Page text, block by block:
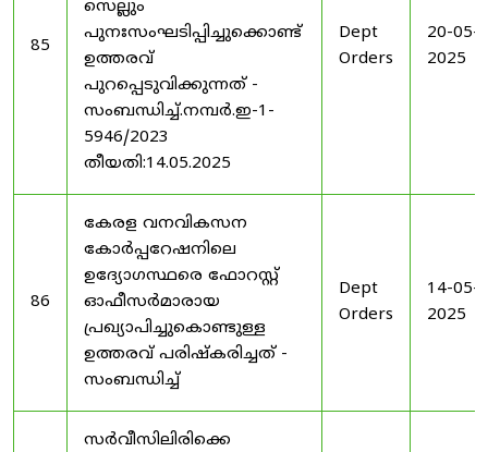
85
സെല്ലും
പുനഃസംഘടിപ്പിച്ചുക്കൊണ്ട്
ഉത്തരവ്
പുറപ്പെടുവിക്കുന്നത് -
സംബന്ധിച്ച്.നമ്പർ.ഇ-1-
5946/2023
തീയതി:14.05.2025
Dept
Orders
20-05-
2025
86
കേരള വനവികസന
കോർപ്പറേഷനിലെ
ഉദ്യോഗസ്ഥരെ ഫോറസ്റ്റ്
ഓഫീസർമാരായ
പ്രഖ്യാപിച്ചുകൊണ്ടുള്ള
ഉത്തരവ് പരിഷ്കരിച്ചത് -
സംബന്ധിച്ച്
Dept
Orders
14-05-
2025
സർവീസിലിരിക്കെ